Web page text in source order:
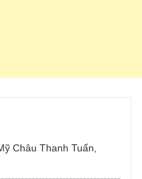
Châu Thanh Tuấn,